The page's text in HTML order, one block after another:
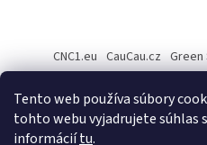
Tento web používa súbory
tohto webu vyjadrujete súhlas
informáciítu.
CNC1.eu CauCau.cz
Rezanie